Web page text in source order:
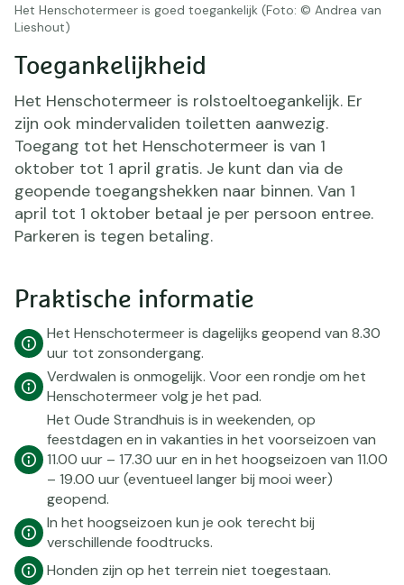
Het Henschotermeer is goed toegankelijk (Foto: © Andrea van
Lieshout)
Toegankelijkheid
Het Henschotermeer is rolstoeltoegankelijk. Er
zijn ook mindervaliden toiletten aanwezig.
Toegang tot het Henschotermeer is van 1
oktober tot 1 april gratis. Je kunt dan via de
geopende toegangshekken naar binnen. Van 1
april tot 1 oktober betaal je per persoon entree.
Parkeren is tegen betaling.
Praktische informatie
Het Henschotermeer is dagelijks geopend van 8.30
uur tot zonsondergang.
Verdwalen is onmogelijk. Voor een rondje om het
Henschotermeer volg je het pad.
Het Oude Strandhuis is in weekenden, op
feestdagen en in vakanties in het voorseizoen van
11.00 uur – 17.30 uur en in het hoogseizoen van 11.00
– 19.00 uur (eventueel langer bij mooi weer)
geopend.
In het hoogseizoen kun je ook terecht bij
verschillende foodtrucks.
Honden zijn op het terrein niet toegestaan.